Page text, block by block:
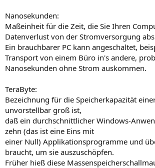
Nanosekunden:
Maßeinheit für die Zeit, die Sie Ihren
Datenverlust von der Stromversorgung
Ein brauchbarer PC kann angeschaltet,
Transport von einem Büro in's andere,
Nanosekunden ohne Strom auskommen.
TeraByte:
Bezeichnung für die Speicherkapazität
unvorstellbar groß ist,
daß ein durchschnittlicher Windows-
zehn (das ist eine Eins mit
einer Null) Applikationsprogramme und
braucht, um sie auszuschöpfen.
Früher hieß diese